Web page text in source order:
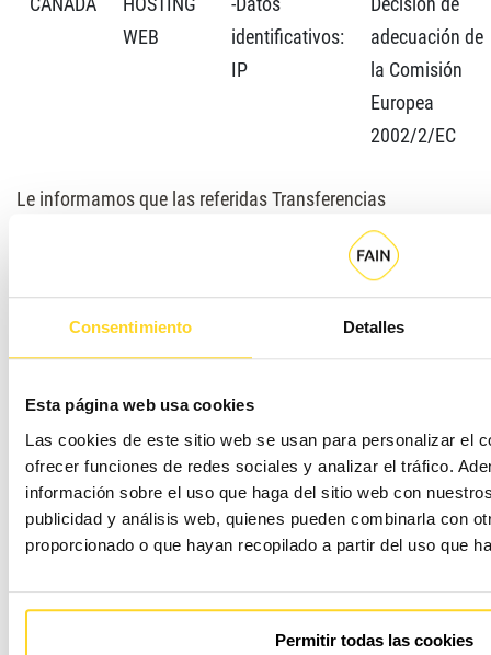
Consentimiento Detalles
Esta página web usa cookies
Las cookies de este sitio web se usan para personalizar el
ofrecer funciones de redes sociales y analizar el tráfico.
información sobre el uso que haga del sitio web con
publicidad y análisis web, quienes pueden combinarla con
proporcionado o que hayan recopilado a partir del uso que
Permitir todas las cookies
WEB
identificativos:
IP
adecuación de
la Comisión
Europea
2002/2/EC
Le informamos que las referidas Transferencias
Internacionales de Datos no están basadas en una
decisión de adecuación de la Comisión Europea ni en el
ofrecimiento de garantías adecuadas, por lo que, no
cuentan con un nivel idóneo de protección de conformidad
con lo dispuesto por el RGPD. A los efectos oportunos, le
informamos que este hecho puede conllevar ciertos riesgos
para la protección de sus datos de carácter personal.
Dichos riesgos derivados pueden incluir que no exista una
autoridad supervisora de protección equivalente y/o unos
principios de protección de tratamiento de datos y/o unos
derechos de protección de los interesados equivalentes.